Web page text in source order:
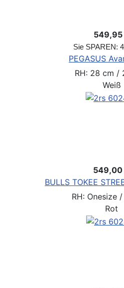
549,95
Sie SPAREN:
PEGASUS
RH: 28 cm /
Weiß
549,00
BULLS TOKEE
RH: Onesize
Rot